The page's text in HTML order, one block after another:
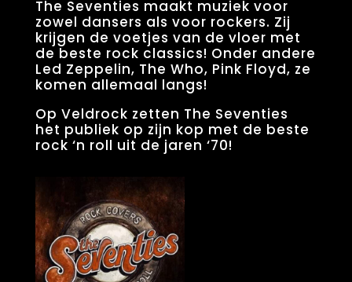
The Seventies maakt muziek voor
zowel dansers als voor rockers. Zij
krijgen de voetjes van de vloer met
de beste rock classics! Onder andere
Led Zeppelin, The Who, Pink Floyd, ze
komen allemaal langs!
Op Veldrock zetten The Seventies
het publiek op zijn kop met de beste
rock ‘n roll uit de jaren ‘70!